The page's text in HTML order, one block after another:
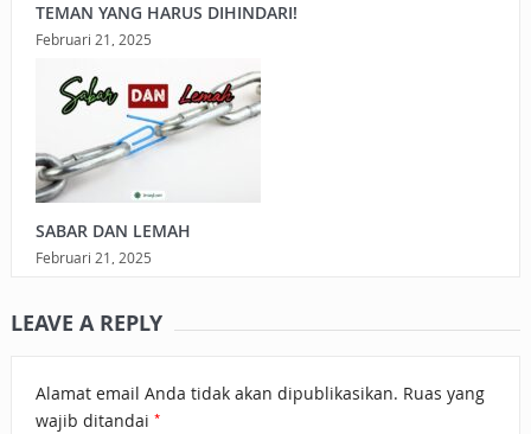
TEMAN YANG HARUS DIHINDARI!
Februari 21, 2025
SABAR DAN LEMAH
Februari 21, 2025
LEAVE A REPLY
Alamat email Anda tidak akan dipublikasikan. Ruas yang
wajib ditandai *